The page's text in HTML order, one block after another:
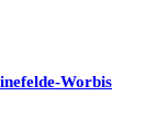
Worbis